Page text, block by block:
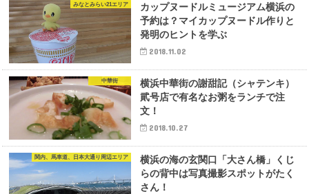
みなとみらい21エリア
カップヌードルミュージアム横浜の
予約は？マイカップヌードル作りと
発明のヒントを学ぶ
2018.11.02
中華街
横浜中華街の謝甜記（シャテンキ）
貮号店で有名なお粥をランチで注
文！
2018.10.27
関内、馬車道、日本大通り周辺エリア
横浜の海の玄関口「大さん橋」くじ
らの背中は写真撮影スポットがたく
さん！